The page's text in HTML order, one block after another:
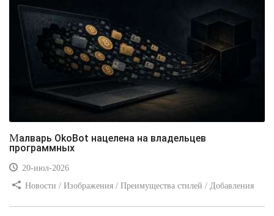
Малварь OkoBot нацелена на владельцев
программных
20-июл-2026
Новости / Изображения / Преимущества стилей / Добавления